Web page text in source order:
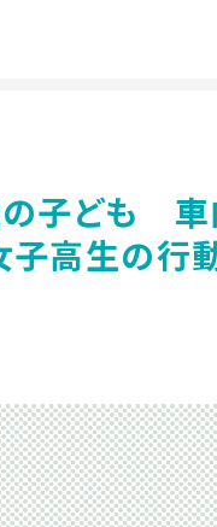
子ども 車
高生の行